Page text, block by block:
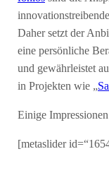
Daher setzt der
eine persönliche
und gewährleistet
in Projekten wie „
Einige Impressionen
[metaslider